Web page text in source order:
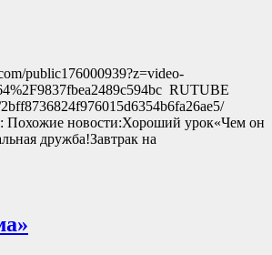
public176000939?z=video-
RUTUBE
Похожие новости:Хороший урок«Чем он
дружба!Завтрак на